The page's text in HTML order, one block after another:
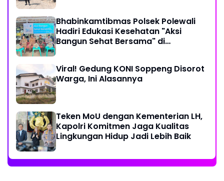
Bhabinkamtibmas Polsek Polewali
Hadiri Edukasi Kesehatan "Aksi
Bangun Sehat Bersama" di
Viral! Gedung KONI Soppeng Disorot
Warga, Ini Alasannya
Teken MoU dengan Kementerian LH,
Kapolri Komitmen Jaga Kualitas
Lingkungan Hidup Jadi Lebih Baik